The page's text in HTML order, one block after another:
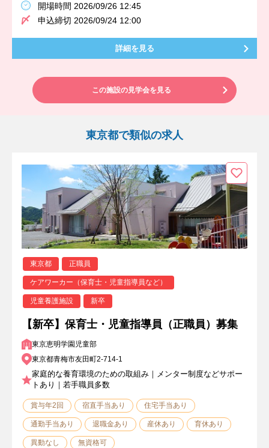
開場時間 2026/09/26 12:45
申込締切 2026/09/24 12:00
詳細を見る
この施設の見学会を見る
東京都で類似の求人
東京都 正職員
ケアワーカー（保育士・児童指導員など）
児童養護施設 新卒
【新卒】保育士・児童指導員（正職員）募集
東京恵明学園児童部
東京都青梅市友田町2-714-1
家庭的な養育環境のための取組み｜メンター制度などサポー
トあり｜若手職員多数
賞与年2回 宿直手当あり 住宅手当あり
通勤手当あり 退職金あり 産休あり 育休あり
異動なし 無資格可